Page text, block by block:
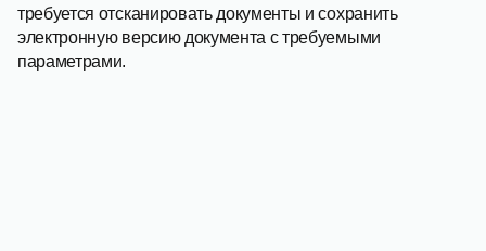
требуется отсканировать документы и сохранить
электронную версию документа с требуемыми
параметрами.